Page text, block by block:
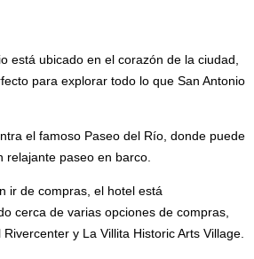
está ubicado en el corazón de la ciudad,
para explorar todo lo que San Antonio
el famoso Paseo del Río, donde puede
paseo en barco.
ir de compras, el hotel está
cerca de varias opciones de compras,
y La Villita Historic Arts Village.